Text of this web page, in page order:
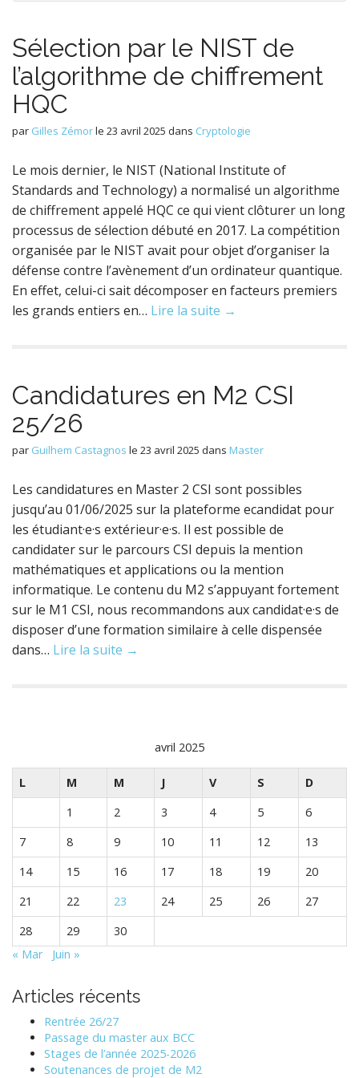
Sélection par le NIST de
l’algorithme de chiffrement
HQC
par Gilles Zémorle 23 avril 2025 dans Cryptologie
Le mois dernier, le NIST (National Institute of
Standards and Technology) a normalisé un algorithme
de chiffrement appelé HQC ce qui vient clôturer un long
processus de sélection débuté en 2017. La compétition
organisée par le NIST avait pour objet d’organiser la
défense contre l’avènement d’un ordinateur quantique.
En effet, celui-ci sait décomposer en facteurs premiers
les grands entiers en… Lire la suite →
Candidatures en M2 CSI
25/26
par Guilhem Castagnos le 23 avril 2025 dans Master
Les candidatures en Master 2 CSI sont possibles
jusqu’au 01/06/2025 sur la plateforme ecandidat pour
les étudiant·e·s extérieur·e·s. Il est possible de
candidater sur le parcours CSI depuis la mention
mathématiques et applications ou la mention
informatique. Le contenu du M2 s’appuyant fortement
sur le M1 CSI, nous recommandons aux candidat·e·s de
disposer d’une formation similaire à celle dispensée
dans… Lire la suite →
avril 2025
L M M J V S
D
1
2 3 4 5
6
7
8 9 10 11 12
13
14
15 16 17 18 19
20
21
22 23 24 25 26
27
28
29
30
« Mar
Juin »
Articles récents
Rentrée 26/27
Passage du master aux BCC
Stages de l’année 2025-2026
Soutenances de projet de M2